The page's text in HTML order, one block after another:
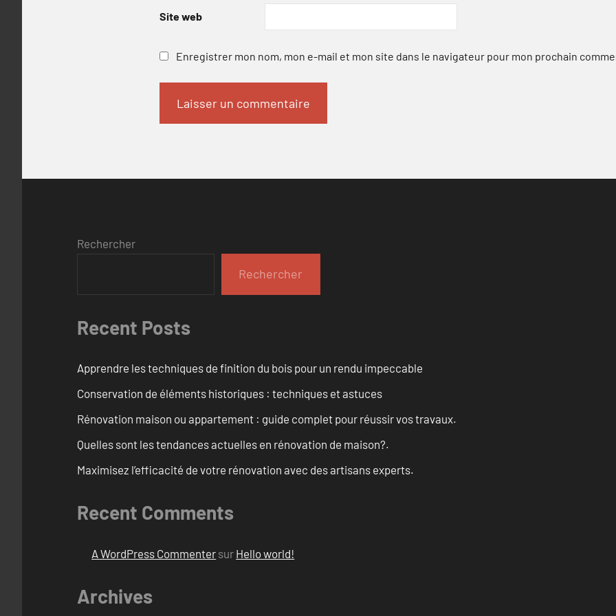
Site web
Enregistrer mon nom, mon e-mail et mon site dans le navigateur pour mon prochain
Rechercher
Rechercher
Recent Posts
Apprendre les techniques de finition du bois pour un rendu impeccable
Conservation de éléments historiques : techniques et astuces
Rénovation maison ou appartement : guide complet pour réussir vos travaux.
Quelles sont les tendances actuelles en rénovation de maison?.
Maximisez l’efficacité de votre rénovation avec des artisans experts.
Recent Comments
A WordPress Commenter sur Hello world!
Archives